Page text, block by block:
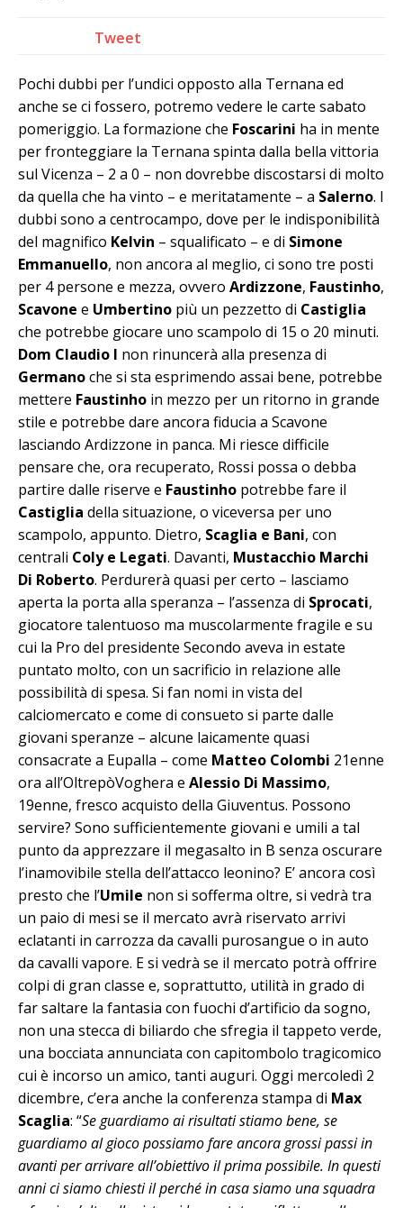
Tweet
Pochi dubbi per l’undici opposto alla Ternana ed
anche se ci fossero, potremo vedere le carte sabato
pomeriggio. La formazione che Foscarini ha in mente
per fronteggiare la Ternana spinta dalla bella vittoria
sul Vicenza – 2 a 0 – non dovrebbe discostarsi di molto
da quella che ha vinto – e meritatamente – a Salerno. I
dubbi sono a centrocampo, dove per le indisponibilità
del magnifico Kelvin – squalificato – e di Simone
Emmanuello, non ancora al meglio, ci sono tre posti
per 4 persone e mezza, ovvero Ardizzone, Faustinho,
Scavone e Umbertino più un pezzetto di Castiglia
che potrebbe giocare uno scampolo di 15 o 20 minuti.
Dom Claudio I non rinuncerà alla presenza di
Germanoche si sta esprimendo assai bene, potrebbe
mettere Faustinho in mezzo per un ritorno in grande
stile e potrebbe dare ancora fiducia a Scavone
lasciando Ardizzone in panca. Mi riesce difficile
pensare che, ora recuperato, Rossi possa o debba
partire dalle riserve e Faustinho potrebbe fare il
Castiglia della situazione, o viceversa per uno
scampolo, appunto. Dietro, Scaglia e Bani, con
centrali Coly e Legati. Davanti, Mustacchio Marchi
Di Roberto. Perdurerà quasi per certo – lasciamo
aperta la porta alla speranza – l’assenza di Sprocati,
giocatore talentuoso ma muscolarmente fragile e su
cui la Pro del presidente Secondo aveva in estate
puntato molto, con un sacrificio in relazione alle
possibilità di spesa. Si fan nomi in vista del
calciomercato e come di consueto si parte dalle
giovani speranze – alcune laicamente quasi
consacrate a Eupalla – come Matteo Colombi 21enne
ora all’OltrepòVoghera e Alessio Di Massimo,
19enne, fresco acquisto della Giuventus. Possono
servire? Sono sufficientemente giovani e umili a tal
punto da apprezzare il megasalto in B senza oscurare
l’inamovibile stella dell’attacco leonino? E’ ancora così
presto che l’Umile non si sofferma oltre, si vedrà tra
un paio di mesi se il mercato avrà riservato arrivi
eclatanti in carrozza da cavalli purosangue o in auto
da cavalli vapore. E si vedrà se il mercato potrà offrire
colpi di gran classe e, soprattutto, utilità in grado di
far saltare la fantasia con fuochi d’artificio da sogno,
non una stecca di biliardo che sfregia il tappeto verde,
una bocciata annunciata con capitombolo tragicomico
cui è incorso un amico, tanti auguri. Oggi mercoledì 2
dicembre, c’era anche la conferenza stampa di Max
Scaglia: “Se guardiamo ai risultati stiamo bene, se
guardiamo al gioco possiamo fare ancora grossi passi in
avanti per arrivare all’obiettivo il prima possibile. In questi
anni ci siamo chiesti il perché in casa siamo una squadra